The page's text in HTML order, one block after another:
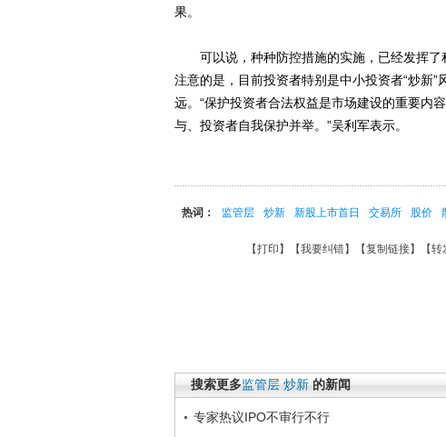
果。
可以说，种种防控措施的实施，已经发挥了
注意的是，目前投资者特别是中小投资者“炒新
远。“保护投资者合法权益是市场建设的重要内
与、投资者自我保护并举。”吴利军表示。
热词： 监管层 炒新 新股上市首日 交易所 股价
【打印 】【我要纠错】【复制链接】【转
搜索更多监管层 炒新 的新闻
专家热议IPO不审行不行